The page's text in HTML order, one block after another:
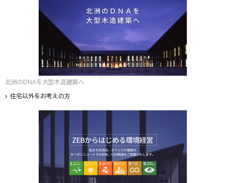
北洲のDNAを大型木造建築へ
住宅以外をお考えの方